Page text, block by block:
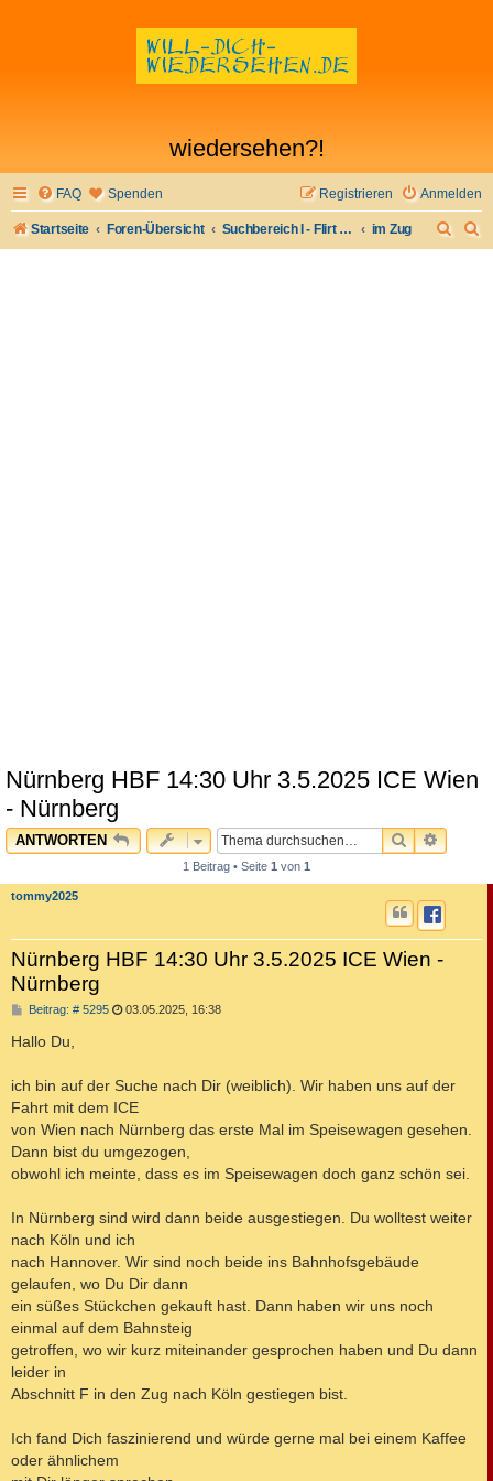
wiedersehen?!
FAQ Spenden Anmelden
Registrieren
Startseite Foren-Übersicht Suchbereich I - Flirt verloren- Flirt wiederfinden im Zug
Nürnberg HBF 14:30 Uhr 3.5.2025 ICE Wien
- Nürnberg
ANTWORTEN SUCHE
1 Beitrag • Seite 1 von 1
tommy2025
Nürnberg HBF 14:30 Uhr 3.5.2025 ICE Wien -
Nürnberg
Beitrag: # 5295B
g
03.05.2025, 16:38
Hallo Du,
ich bin auf der Suche nach Dir (weiblich). Wir haben uns auf der
Fahrt mit dem ICE
von Wien nach Nürnberg das erste Mal im Speisewagen gesehen.
Dann bist du umgezogen,
obwohl ich meinte, dass es im Speisewagen doch ganz schön sei.
In Nürnberg sind wird dann beide ausgestiegen. Du wolltest weiter
nach Köln und ich
nach Hannover. Wir sind noch beide ins Bahnhofsgebäude
gelaufen, wo Du Dir dann
ein süßes Stückchen gekauft hast. Dann haben wir uns noch
einmal auf dem Bahnsteig
getroffen, wo wir kurz miteinander gesprochen haben und Du dann
leider in
Abschnitt F in den Zug nach Köln gestiegen bist.
Ich fand Dich faszinierend und würde gerne mal bei einem Kaffee
oder ähnlichem